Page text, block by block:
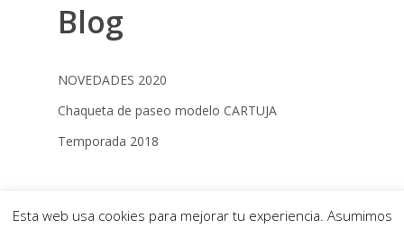
Blog
NOVEDADES 2020
Chaqueta de paseo modelo CARTUJA
Temporada 2018
© 2022 Campero Jimenez |Términos y
Esta web usa cookies para mejorar tu experiencia. Asumimos